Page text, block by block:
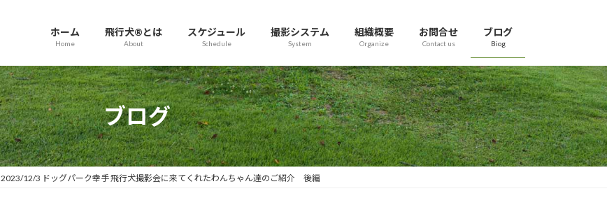
ホーム
Home
飛行犬®とは
About
スケジュール
Schedule
撮影システム
System
組織概要
Organize
お問合せ
Contact us
ブログ
Biog
ブログ
2023/12/3 ドッグパーク幸手 飛行犬撮影会に来てくれたわんちゃん達のご紹介 後編